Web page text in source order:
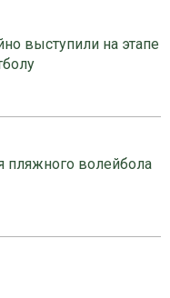
выступили на этапе
пляжного волейбола